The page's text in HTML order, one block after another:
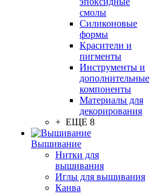
смолы
Силиконовые
формы
Красители и
пигменты
Инструменты и
дополнительные
компоненты
Материалы для
декорирования
+ ЕЩЕ 8
Вышивание
Нитки для
вышивания
Иглы для вышивания
Канва